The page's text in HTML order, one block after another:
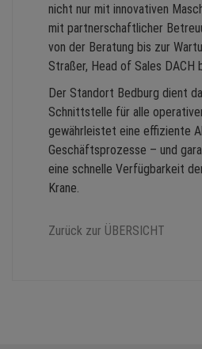
nicht nur mit innovativen
mit partnerschaftlicher
von der Beratung bis zur
Straßer, Head of Sales DACH
Der Standort Bedburg dient
Schnittstelle für alle
gewährleistet eine effiziente
Geschäftsprozesse – und
eine schnelle Verfügbarkeit
Krane.
Zurück zur ÜBERSICHT